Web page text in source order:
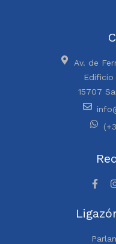
Av. de
Edificio
15707